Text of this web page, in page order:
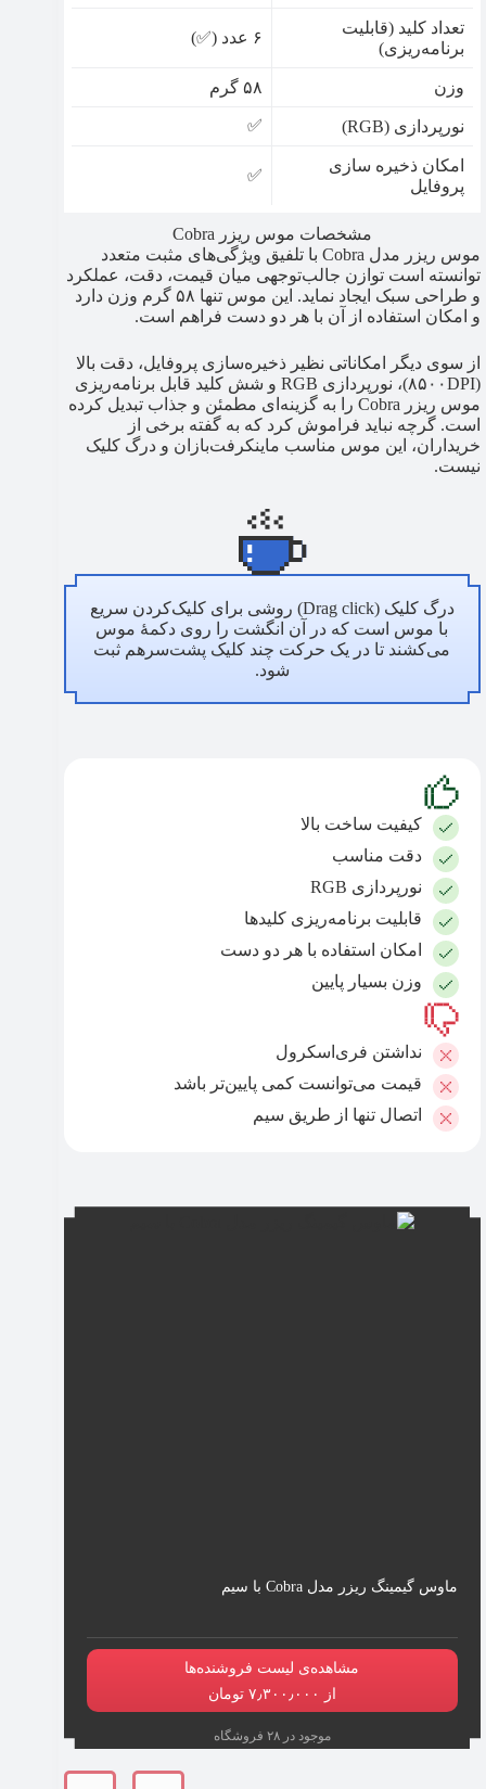
تعداد کلید (قابلیت
برنامه‌ریزی)
۶ عدد (✅)
وزن ۵۸ گرم
نورپردازی (RGB) ✅
امکان ذخیره سازی
پروفایل
✅
مشخصات موس ریزر Cobra
موس ریزر مدل Cobra با تلفیق ویژگی‌های مثبت متعدد
توانسته است توازن جالب‌توجهی میان قیمت، دقت، عملکرد
و طراحی سبک ایجاد نماید. این موس تنها ۵۸ گرم وزن دارد
و امکان استفاده از آن با هر دو دست فراهم است.
از سوی دیگر امکاناتی نظیر ذخیره‌سازی پروفایل، دقت بالا
(۸۵۰۰DPI)، نورپردازی RGB و شش کلید قابل برنامه‌ریزی
موس ریزر Cobra را به گزینه‌ای مطمئن و جذاب تبدیل کرده
است. گرچه نباید فراموش کرد که به گفته برخی از
خریداران، این موس مناسب ماینکرفت‌بازان و درگ کلیک
نیست.
درگ کلیک (Drag click) روشی برای کلیک‌کردن سریع
با موس است که در آن انگشت را روی دکمهٔ موس
می‌کشند تا در یک حرکت چند کلیک پشت‌سر‌هم ثبت
شود.
کیفیت ساخت بالا
دقت مناسب
نورپردازی RGB
قابلیت برنامه‌ریزی کلیدها
امکان استفاده با هر دو دست
وزن بسیار پایین
نداشتن فری‌اسکرول
قیمت می‌توانست کمی پایین‌تر باشد
اتصال تنها از طریق سیم
ماوس گیمینگ ریزر مدل Cobra با سیم
مشاهده‌ی لیست فروشنده‌ها
از ۷٫۳۰۰٫۰۰۰ تومان
موجود در ۲۸ فروشگاه